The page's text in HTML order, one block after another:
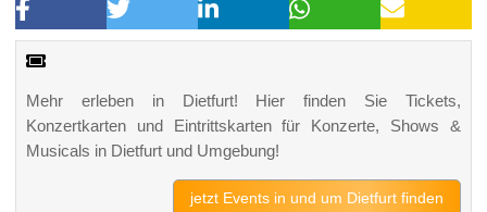
Mehr erleben in Dietfurt! Hier finden Sie Tickets,
Konzertkarten und Eintrittskarten für Konzerte, Shows &
Musicals in Dietfurt und Umgebung!
jetzt Events in und um Dietfurt finden